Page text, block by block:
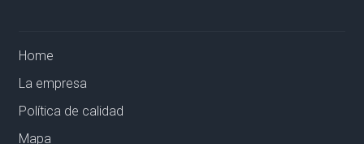
Home
La empresa
Política de calidad
Mapa